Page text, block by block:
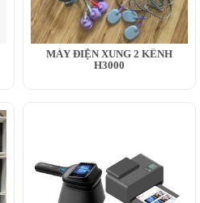
MÁY ĐIỆN XUNG 2 KÊNH
H3000